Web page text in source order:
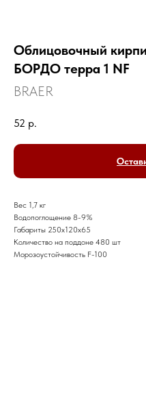
Облицовочный
БОРДО терра 1 NF
BRAER
52 р.
Вес 1,7 кг
Водопоглощение 8-9%
Габариты 250x120x65
Количество на поддоне 480 шт
Морозоустойчивость F-100